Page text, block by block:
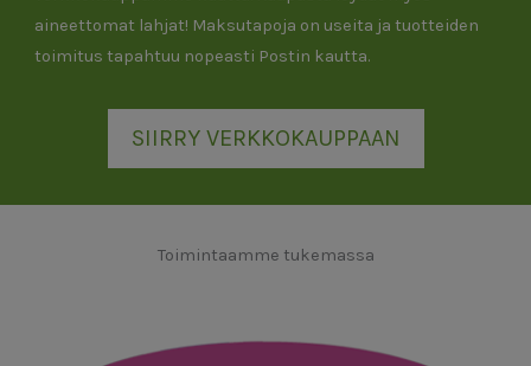
aineettomat lahjat! Maksutapoja on useita ja tuotteiden
toimitus tapahtuu nopeasti Postin kautta.
SIIRRY VERKKOKAUPPAAN
Toimintaamme tukemassa